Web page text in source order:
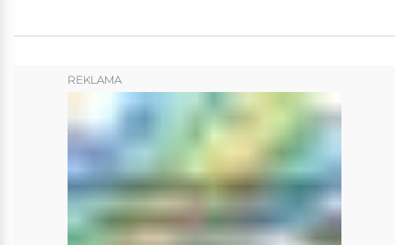
REKLAMA